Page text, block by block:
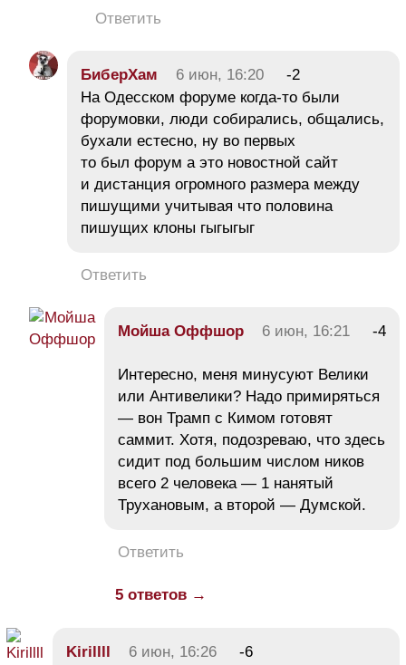
Ответить
БиберХам 6 июн, 16:20
-2
На Одесском форуме когда-то были
форумовки, люди собирались, общались,
бухали естесно, ну во первых
то был форум а это новостной сайт
и дистанция огромного размера между
пишущими учитывая что половина
пишущих клоны гыгыгыг
Ответить
Мойша Оффшор 6 июн, 16:21 -4
Интересно, меня минусуют Велики
или Антивелики? Надо примиряться
— вон Трамп с Кимом готовят
саммит. Хотя, подозреваю, что здесь
сидит под большим числом ников
всего 2 человека — 1 нанятый
Трухановым, а второй — Думской.
Ответить
5 ответов →
Kirillll 6 июн, 16:26
-6